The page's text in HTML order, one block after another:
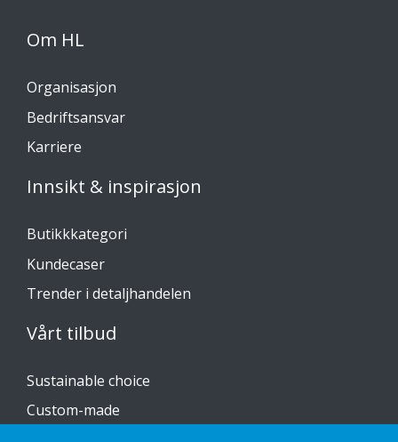
Om HL
Organisasjon
Bedriftsansvar
Karriere
Innsikt & inspirasjon
Butikkkategori
Kundecaser
Trender i detaljhandelen
Vårt tilbud
Sustainable choice
Custom-made